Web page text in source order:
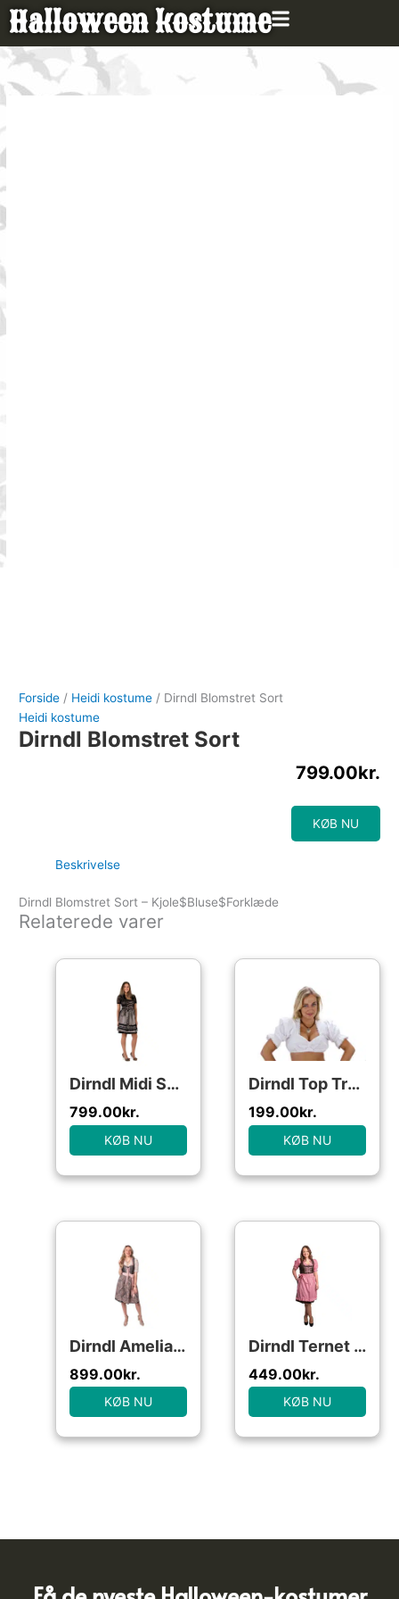
Gå
indholdet
Halloween kostume
Forside / Heidi kostume / Dirndl Blomstret Sort
Heidi kostume
Dirndl Blomstret Sort
799.00kr.
KØB NU
Beskrivelse
Dirndl Blomstret Sort – Kjole$Bluse$Forklæde
Relaterede varer
Dirndl Midi Sort
799.00kr.
KØB NU
Dirndl Top Traditionel Hvid
199.00kr.
KØB NU
Dirndl Amelia Laksefarvet
899.00kr.
KØB NU
Dirndl Ternet Lyserød/Brun
449.00kr.
KØB NU